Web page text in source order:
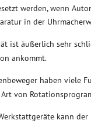
werden, wenn
in der
ist äußerlich sehr
ankommt.
haben viele
von
kann der